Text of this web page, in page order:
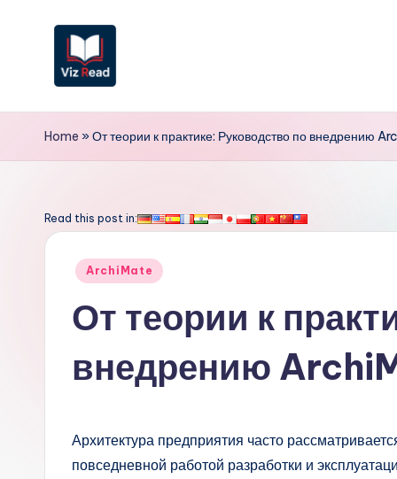
V
iz
e
si
Home »От теории к практике: Руководство по внедрению
Read this post in:
Опубликовано
ArchiMate
От теории к
внедрению
Архитектура предприятия часто
повседневной работой разработки и